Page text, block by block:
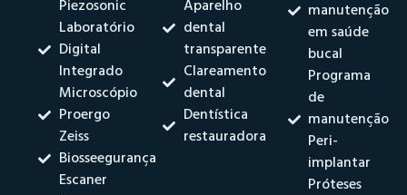
Piezosonic
Laboratório
Digital
Integrado
Microscópio
Proergo
Zeiss
Biosseegurança
Escaner
Aparelho
dental
transparente
Clareamento
dental
Dentística
restauradora
manutenção
em saúde
bucal
Programa
de
manutenção
Peri-
implantar
Próteses